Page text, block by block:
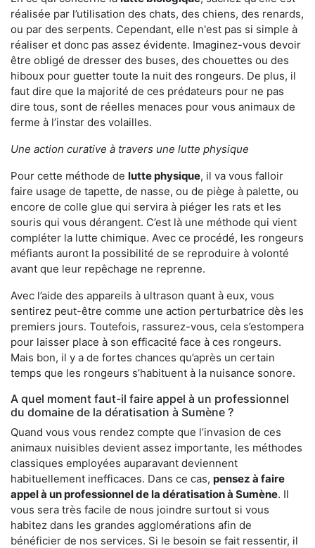
réalisée par l’utilisation des chats, des chiens, des renards,
ou par des serpents. Cependant, elle n'est pas si simple à
réaliser et donc pas assez évidente. Imaginez-vous devoir
être obligé de dresser des buses, des chouettes ou des
hiboux pour guetter toute la nuit des rongeurs. De plus, il
faut dire que la majorité de ces prédateurs pour ne pas
dire tous, sont de réelles menaces pour vous animaux de
ferme à l’instar des volailles.
Une action curative à travers une lutte physique
Pour cette méthode de lutte physique, il va vous falloir
faire usage de tapette, de nasse, ou de piège à palette, ou
encore de colle glue qui servira à piéger les rats et les
souris qui vous dérangent. C’est là une méthode qui vient
compléter la lutte chimique. Avec ce procédé, les rongeurs
méfiants auront la possibilité de se reproduire à volonté
avant que leur repêchage ne reprenne.
Avec l’aide des appareils à ultrason quant à eux, vous
sentirez peut-être comme une action perturbatrice dès les
premiers jours. Toutefois, rassurez-vous, cela s’estompera
pour laisser place à son efficacité face à ces rongeurs.
Mais bon, il y a de fortes chances qu’après un certain
temps que les rongeurs s’habituent à la nuisance sonore.
A quel moment faut-il faire appel à un professionnel
du domaine de la dératisation à Sumène ?
Quand vous vous rendez compte que l’invasion de ces
animaux nuisibles devient assez importante, les méthodes
classiques employées auparavant deviennent
habituellement inefficaces. Dans ce cas, pensez à faire
appel à un professionnel de la dératisation à Sumène. Il
vous sera très facile de nous joindre surtout si vous
habitez dans les grandes agglomérations afin de
bénéficier de nos services. Si le besoin se fait ressentir, il